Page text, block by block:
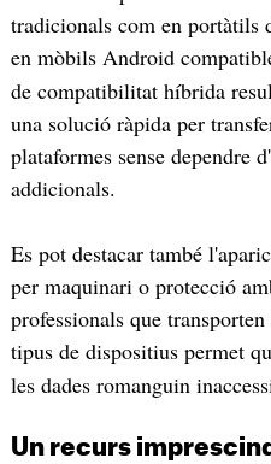
tradicionals com en
en mòbils Android
de compatibilitat híbrida
una solució ràpida per
plataformes sense dependre
addicionals.
Es pot destacar també
per maquinari o protecció
professionals que
tipus de dispositius permet
les dades romanguin
Un recurs